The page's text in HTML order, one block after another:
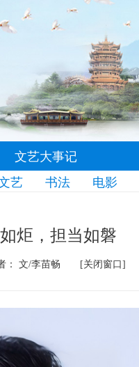
文艺大事记
艺 书法 电影
炬，担当如磐
： 文/李苗畅 [关闭窗口]